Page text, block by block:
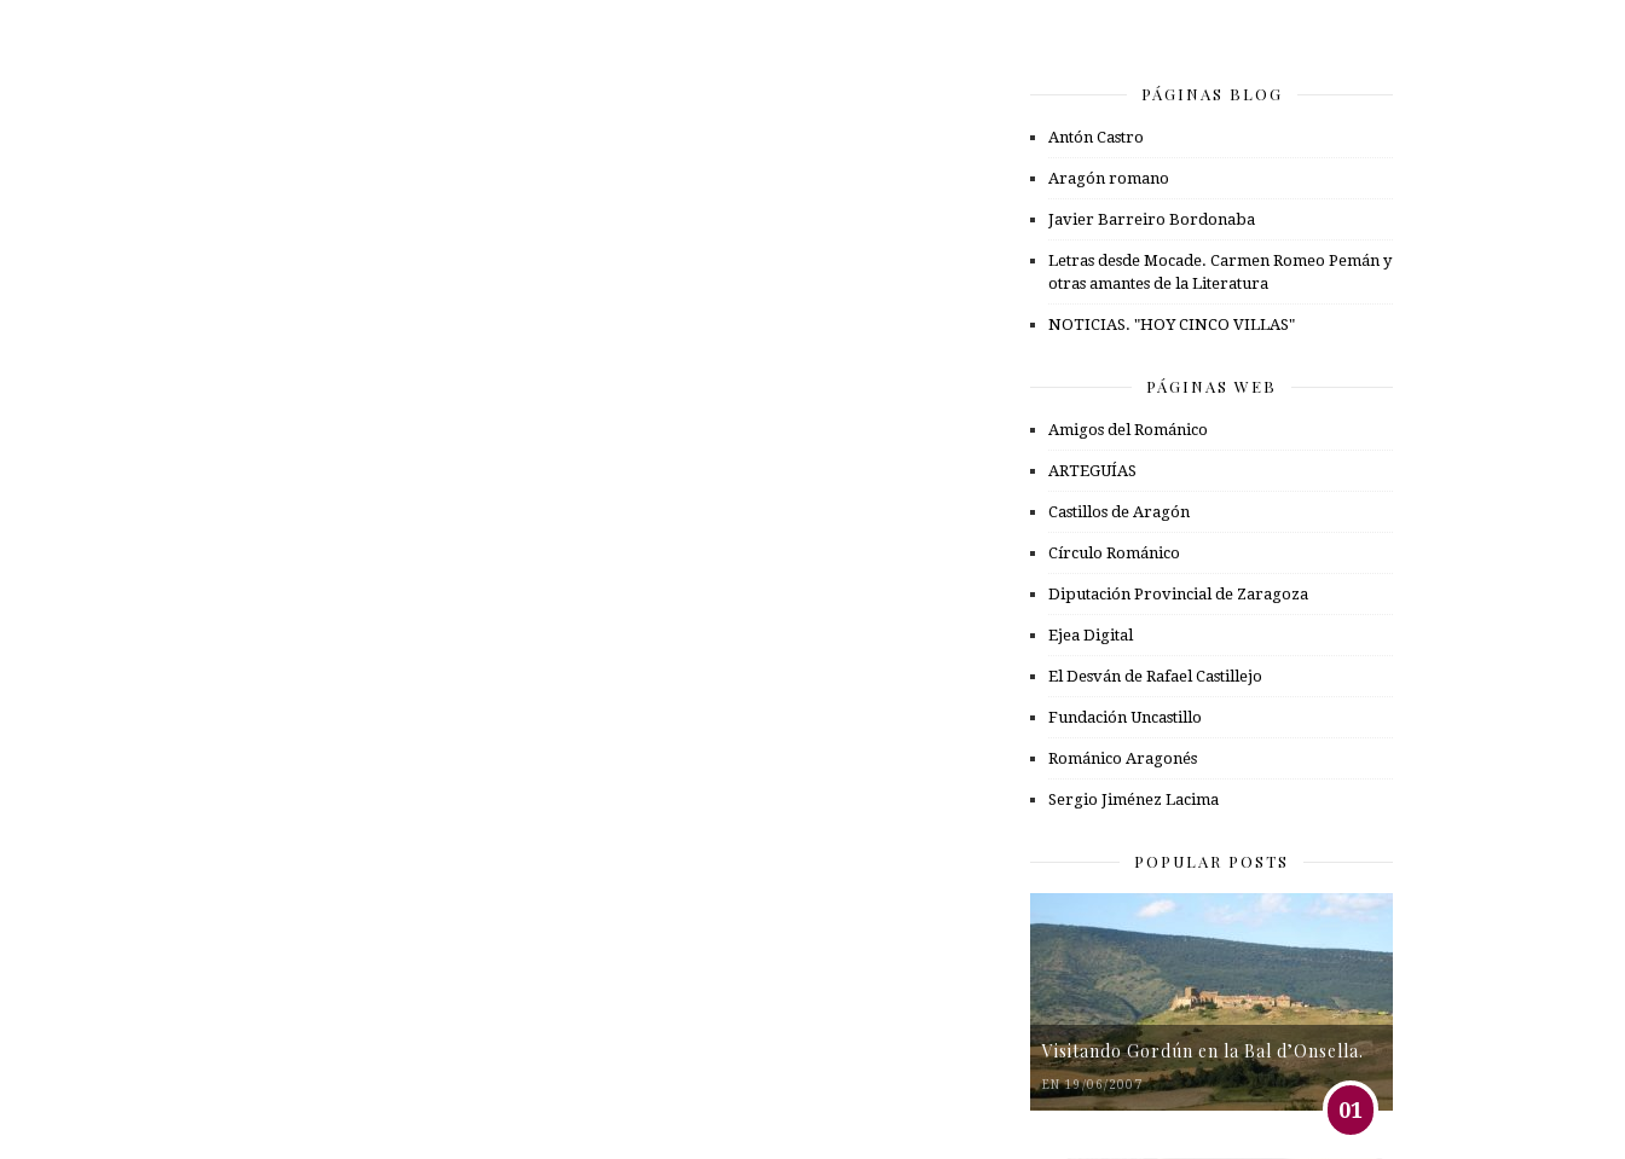
PÁGINAS BLOG
Antón Castro
Aragón romano
Javier Barreiro Bordonaba
Letras desde Mocade. Carmen Romeo Pemán y
otras amantes de la Literatura
NOTICIAS. "HOY CINCO VILLAS"
PÁGINAS WEB
Amigos del Románico
ARTEGUÍAS
Castillos de Aragón
Círculo Románico
Diputación Provincial de Zaragoza
Ejea Digital
El Desván de Rafael Castillejo
Fundación Uncastillo
Románico Aragonés
Sergio Jiménez Lacima
POPULAR POSTS
Visitando Gordún en la Bal d’Onsella.
EN 19/06/2007
01